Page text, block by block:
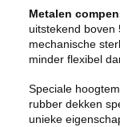
Metalen
uitstekend boven
mechanische
minder flexibel
Speciale
rubber dekken
unieke